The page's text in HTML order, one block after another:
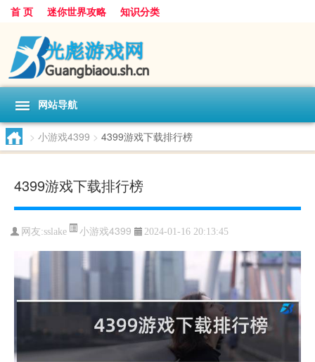
首 页 迷你世界攻略 知识分类
网站导航
> 小游戏4399 > 4399游戏下载排行榜
4399游戏下载排行榜
网友:sslake 小游戏4399 2024-01-16 20:13:45